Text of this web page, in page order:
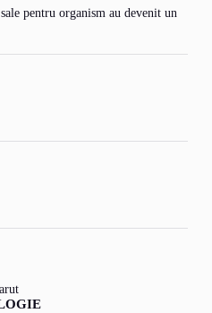
pentru organism au devenit un